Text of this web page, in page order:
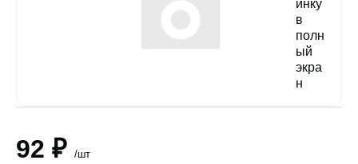
92 ₽ /шт